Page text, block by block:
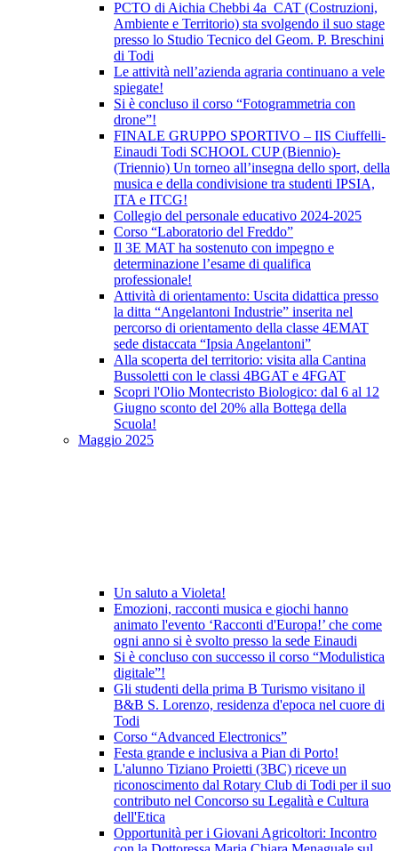
PCTO di Aichia Chebbi 4a_CAT (Costruzioni,
Ambiente e Territorio) sta svolgendo il suo stage
presso lo Studio Tecnico del Geom. P. Breschini
di Todi
Le attività nell’azienda agraria continuano a vele
spiegate!
Si è concluso il corso “Fotogrammetria con
drone”!
FINALE GRUPPO SPORTIVO – IIS Ciuffelli-
Einaudi Todi SCHOOL CUP (Biennio)-
(Triennio) Un torneo all’insegna dello sport, della
musica e della condivisione tra studenti IPSIA,
ITA e ITCG!
Collegio del personale educativo 2024-2025
Corso “Laboratorio del Freddo”
Il 3E MAT ha sostenuto con impegno e
determinazione l’esame di qualifica
professionale!
Attività di orientamento: Uscita didattica presso
la ditta “Angelantoni Industrie” inserita nel
percorso di orientamento della classe 4EMAT
sede distaccata “Ipsia Angelantoni”
Alla scoperta del territorio: visita alla Cantina
Bussoletti con le classi 4BGAT e 4FGAT
Scopri l'Olio Montecristo Biologico: dal 6 al 12
Giugno sconto del 20% alla Bottega della
Scuola!
Maggio 2025
Un saluto a Violeta!
Emozioni, racconti musica e giochi hanno
animato l'evento ‘Racconti d'Europa!’ che come
ogni anno si è svolto presso la sede Einaudi
Si è concluso con successo il corso “Modulistica
digitale”!
Gli studenti della prima B Turismo visitano il
B&B S. Lorenzo, residenza d'epoca nel cuore di
Todi
Corso “Advanced Electronics”
Festa grande e inclusiva a Pian di Porto!
L'alunno Tiziano Proietti (3BC) riceve un
riconoscimento dal Rotary Club di Todi per il suo
contributo nel Concorso su Legalità e Cultura
dell'Etica
Opportunità per i Giovani Agricoltori: Incontro